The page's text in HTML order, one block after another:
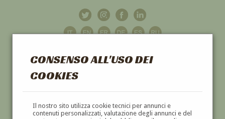
CONSENSO ALL'USO DEI
COOKIES
Il nostro sito utilizza cookie tecnici per annunci e
contenuti personalizzati, valutazione degli annunci e del
GALLERIAD'ARTE